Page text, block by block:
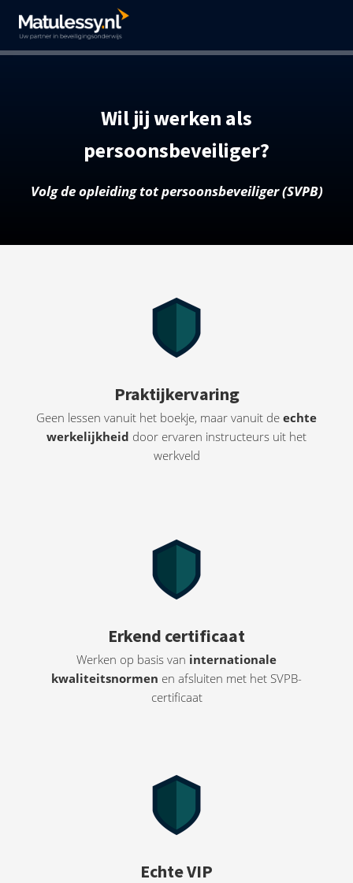
Wil jijwerken als
persoonsbeveiliger?
Volg de opleiding tot persoonsbeveiliger (SVPB)
Praktijkervaring
Geen lessen vanuit het boekje, maar vanuit de echte
werkelijkheid door ervaren instructeurs uit het
werkveld
Erkend certificaat
Werken op basis van internationale
kwaliteitsnormen en afsluiten met het SVPB-
certificaat
Echte VIP